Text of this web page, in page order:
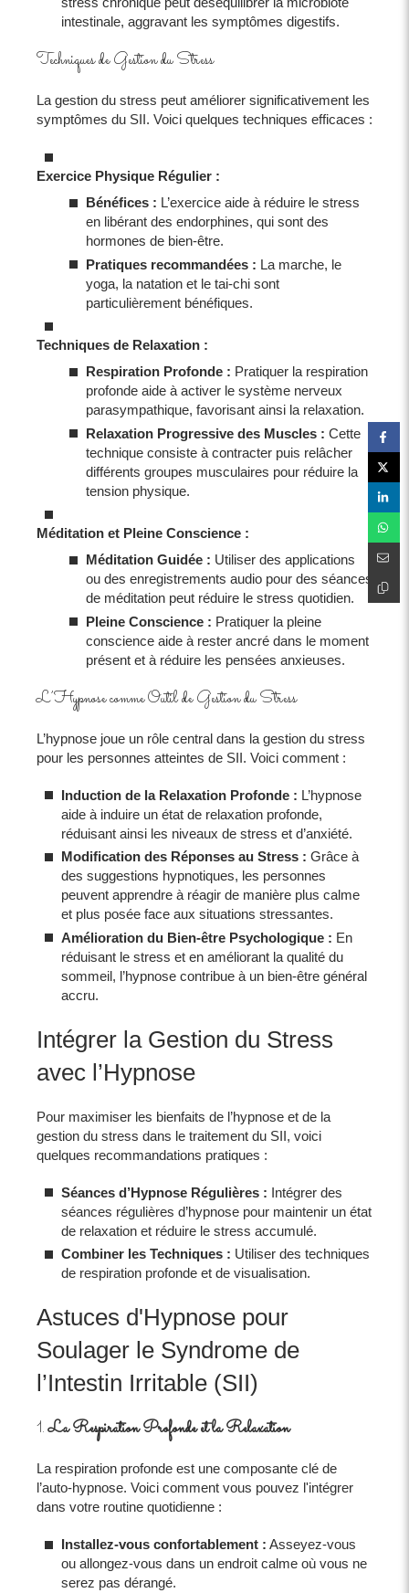
intestinale, aggravant les symptômes digestifs.
Techniques de Gestion du Stress
La gestion du stress peut améliorer significativement les
symptômes du SII. Voici quelques techniques efficaces :
Exercice Physique Régulier :
Bénéfices : L’exercice aide à réduire le stress
en libérant des endorphines, qui sont des
hormones de bien-être.
Pratiques recommandées : La marche, le
yoga, la natation et le tai-chi sont
particulièrement bénéfiques.
Techniques de Relaxation :
Respiration Profonde : Pratiquer la respiration
profonde aide à activer le système nerveux
parasympathique, favorisant ainsi la relaxation.
Relaxation Progressive des Muscles : Cette
technique consiste à contracter puis relâcher
différents groupes musculaires pour réduire la
tension physique.
Méditation et Pleine Conscience :
Méditation Guidée : Utiliser des applications
ou des enregistrements audio pour des séances
de méditation peut réduire le stress quotidien.
Pleine Conscience : Pratiquer la pleine
conscience aide à rester ancré dans le moment
présent et à réduire les pensées anxieuses.
L’Hypnose comme Outil de Gestion du Stress
L’hypnose joue un rôle central dans la gestion du stress
pour les personnes atteintes de SII. Voici comment :
Induction de la Relaxation Profonde : L’hypnose
aide à induire un état de relaxation profonde,
réduisant ainsi les niveaux de stress et d’anxiété.
Modification des Réponses au Stress : Grâce à
des suggestions hypnotiques, les personnes
peuvent apprendre à réagir de manière plus calme
et plus posée face aux situations stressantes.
Amélioration du Bien-être Psychologique : En
réduisant le stress et en améliorant la qualité du
sommeil, l’hypnose contribue à un bien-être général
accru.
Intégrer la Gestion du Stress
avec l’Hypnose
Pour maximiser les bienfaits de l’hypnose et de la
gestion du stress dans le traitement du SII, voici
quelques recommandations pratiques :
Séances d’Hypnose Régulières : Intégrer des
séances régulières d’hypnose pour maintenir un état
de relaxation et réduire le stress accumulé.
Combiner les Techniques : Utiliser des techniques
de respiration profonde et de visualisation.
Astuces d'Hypnose pour
Soulager le Syndrome de
l’Intestin Irritable (SII)
1.La Respiration Profonde et la Relaxation
La respiration profonde est une composante clé de
l’auto-hypnose. Voici comment vous pouvez l'intégrer
dans votre routine quotidienne :
Installez-vous confortablement : Asseyez-vous
ou allongez-vous dans un endroit calme où vous ne
serez pas dérangé.